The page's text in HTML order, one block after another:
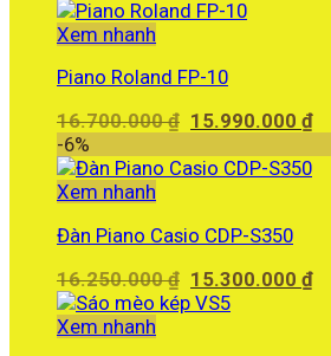
Xem nhanh
Piano Roland FP-10
16.700.000₫ Giá
là:
15.990.000₫Giá
-6%
Xem nhanh
Đàn Piano Casio CDP-S350
16.250.000₫ Giá
gốc
15.300.000₫Giá
Xem nhanh